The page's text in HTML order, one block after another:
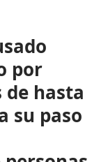
por
de hasta
su paso